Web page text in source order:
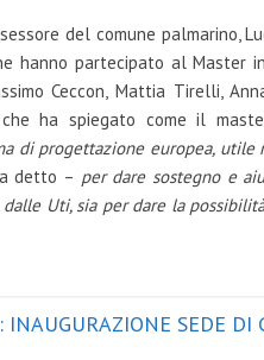
del comune palmarino,
hanno partecipato al Master
Ceccon, Mattia Tirelli,
che ha spiegato come il
di progettazione europea,
detto – per dare sostegno e
Uti, sia per dare la
SEDE DI